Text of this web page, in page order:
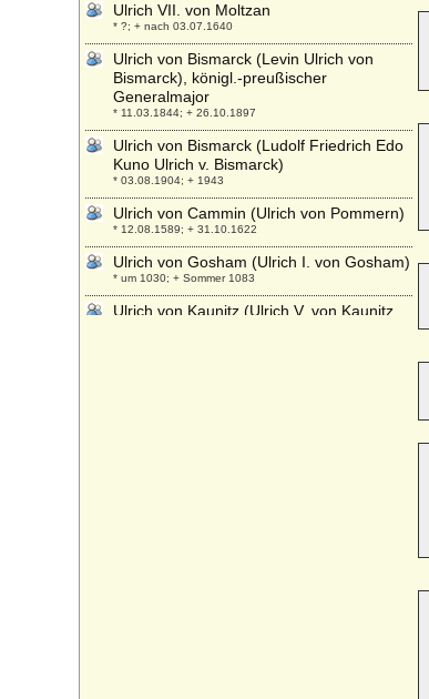
Ulrich VII. von Moltzan
* ?; + nach 03.07.1640
Ulrich von Bismarck (Levin Ulrich von
Bismarck), königl.-preußischer
Generalmajor
* 11.03.1844; + 26.10.1897
Ulrich von Bismarck (Ludolf Friedrich Edo
Kuno Ulrich v. Bismarck)
* 03.08.1904; + 1943
Ulrich von Cammin (Ulrich von Pommern)
* 12.08.1589; + 31.10.1622
Ulrich von Gosham (Ulrich I. von Gosham)
* um 1030; + Sommer 1083
Ulrich von Kaunitz (Ulrich V. von Kaunitz,